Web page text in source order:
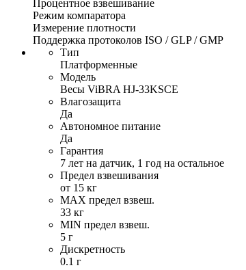
Процентное взвешивание
Режим компаратора
Измерение плотности
Поддержка протоколов ISO / GLP / GMP
Тип
Платформенные
Модель
Весы ViBRA HJ-33KSCE
Влагозащита
Да
Автономное питание
Да
Гарантия
7 лет на датчик, 1 год на остальное
Предел взвешивания
от 15 кг
MAX предел взвеш.
33 кг
MIN предел взвеш.
5 г
Дискретность
0.1 г